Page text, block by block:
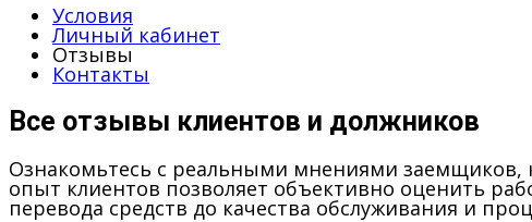
Условия
Личный кабинет
Отзывы
Контакты
Все отзывы клиентов и должников
Ознакомьтесь с реальными мнениями
опыт клиентов позволяет объективно оценить
перевода средств до качества обслуживания и